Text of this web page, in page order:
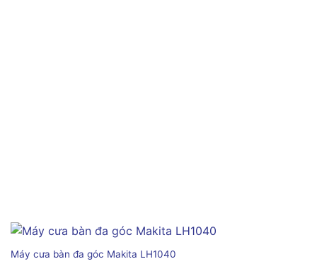
Máy cưa bàn đa góc Makita LH1040